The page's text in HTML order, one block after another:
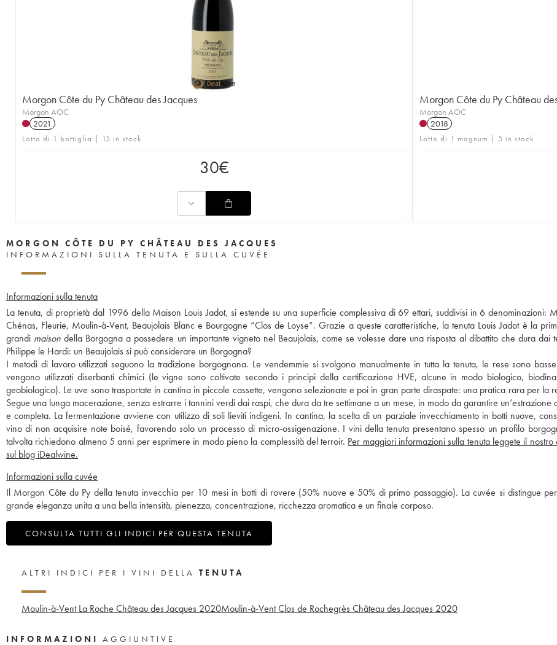
Morgon Côte du Py Château des Jacques
Morgon AOC
2021
Lotto di 1 bottiglia | 15 in stock
30€
Morgon Côte du Py Château
Morgon AOC
2018
Lotto di 1 magnum | 5 in stock
MORGON CÔTE DU PY CHÂTEAU DES JACQUES
INFORMAZIONI SULLA TENUTA E SULLA CUVÉE
Informazioni sulla tenuta
La tenuta, di proprietà dal 1996 della Maison Louis Jadot, si estende su una superficie complessiva di 69 ettari, suddivisi in 6 denominazioni:
Chénas, Fleurie, Moulin-à-Vent, Beaujolais Blanc e Bourgogne “Clos de Loyse”. Grazie a queste caratteristiche, la tenuta Louis Jadot è la
grandi maison della Borgogna a possedere un importante vigneto nel Beaujolais, come se volesse dare una risposta al dibattito che dura dai
Philippe le Hardi: un Beaujolais si può considerare un Borgogna?
I metodi di lavoro utilizzati seguono la tradizione borgognona. Le vendemmie si svolgono manualmente in tutta la tenuta, le rese sono
vengono utilizzati diserbanti chimici (le vigne sono coltivate secondo i principi della certificazione HVE, alcune in modo biologico,
geobiologico). Le uve sono trasportate in cantina in piccole cassette, vengono selezionate e poi in gran parte diraspate: una pratica rara per la
Segue una lunga macerazione, senza estrarre i tannini verdi dai raspi, che dura da tre settimane a un mese, in modo da garantire un’estrazione
e completa. La fermentazione avviene con utilizzo di soli lieviti indigeni. In cantina, la scelta di un parziale invecchiamento in botti nuove,
vino di non acquisire note boisé, favorendo solo un processo di micro-ossigenazione. I vini della tenuta presentano spesso un profilo
talvolta richiedono almeno 5 anni per esprimere in modo pieno la complessità del terroir. Per maggiori informazioni sulla tenuta leggete il nostro
sul blog iDealwine.
Informazioni sulla cuvée
Il Morgon Côte du Py della tenuta invecchia per 10 mesi in botti di rovere (50% nuove e 50% di primo passaggio). La cuvée si distingue
grande eleganza unita a una bella intensità, pienezza, concentrazione, ricchezza aromatica e un finale corposo.
CONSULTA TUTTI GLI INDICI PER QUESTA TENUTA
ALTRI INDICI PER I VINI DELLA TENUTA
Moulin-à-Vent La Roche Château des Jacques 2020Moulin-à-Vent Clos de Rochegrès Château des Jacques 2020
INFORMAZIONI AGGIUNTIVE